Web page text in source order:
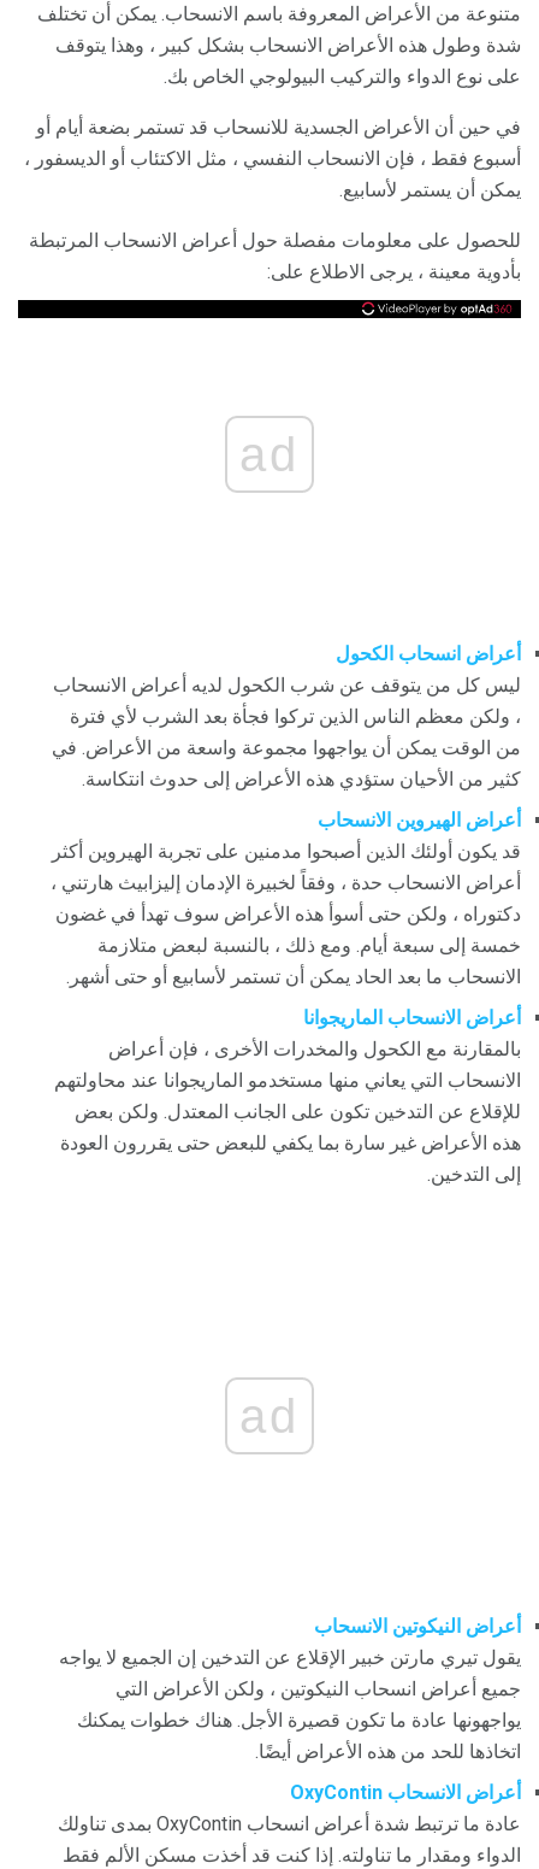
متنوعة من الأعراض المعروفة باسم الانسحاب. يمكن أن تختلف
شدة وطول هذه الأعراض الانسحاب بشكل كبير ، وهذا يتوقف
على نوع الدواء والتركيب البيولوجي الخاص بك.
في حين أن الأعراض الجسدية للانسحاب قد تستمر بضعة أيام أو
أسبوع فقط ، فإن الانسحاب النفسي ، مثل الاكتئاب أو الديسفور ،
يمكن أن يستمر لأسابيع.
للحصول على معلومات مفصلة حول أعراض الانسحاب المرتبطة
بأدوية معينة ، يرجى الاطلاع على:
ad
أعراض انسحاب الكحول
ليس كل من يتوقف عن شرب الكحول لديه أعراض الانسحاب
، ولكن معظم الناس الذين تركوا فجأة بعد الشرب لأي فترة
من الوقت يمكن أن يواجهوا مجموعة واسعة من الأعراض. في
كثير من الأحيان ستؤدي هذه الأعراض إلى حدوث انتكاسة.
أعراض الهيروين الانسحاب
قد يكون أولئك الذين أصبحوا مدمنين على تجربة الهيروين أكثر
أعراض الانسحاب حدة ، وفقاً لخبيرة الإدمان إليزابيث هارتني ،
دكتوراه ، ولكن حتى أسوأ هذه الأعراض سوف تهدأ في غضون
خمسة إلى سبعة أيام. ومع ذلك ، بالنسبة لبعض متلازمة
الانسحاب ما بعد الحاد يمكن أن تستمر لأسابيع أو حتى أشهر.
أعراض الانسحاب الماريجوانا
بالمقارنة مع الكحول والمخدرات الأخرى ، فإن أعراض
الانسحاب التي يعاني منها مستخدمو الماريجوانا عند محاولتهم
للإقلاع عن التدخين تكون على الجانب المعتدل. ولكن بعض
هذه الأعراض غير سارة بما يكفي للبعض حتى يقررون العودة
إلى التدخين.
ad
أعراض النيكوتين الانسحاب
يقول تيري مارتن خبير الإقلاع عن التدخين إن الجميع لا يواجه
جميع أعراض انسحاب النيكوتين ، ولكن الأعراض التي
يواجهونها عادة ما تكون قصيرة الأجل. هناك خطوات يمكنك
اتخاذها للحد من هذه الأعراض أيضًا.
أعراض الانسحاب OxyContin
عادة ما ترتبط شدة أعراض انسحاب OxyContin بمدى تناولك
الدواء ومقدار ما تناولته. إذا كنت قد أخذت مسكن الألم فقط